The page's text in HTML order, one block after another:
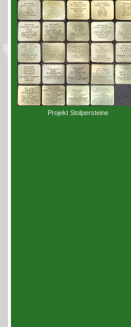
Projekt Stolpersteine